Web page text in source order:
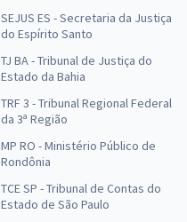
SEJUS ES - Secretaria da Justiça
do Espírito Santo
TJ BA - Tribunal de Justiça do
Estado da Bahia
TRF 3 - Tribunal Regional Federal
da 3ª Região
MP RO - Ministério Público de
Rondônia
TCE SP - Tribunal de Contas do
Estado de São Paulo